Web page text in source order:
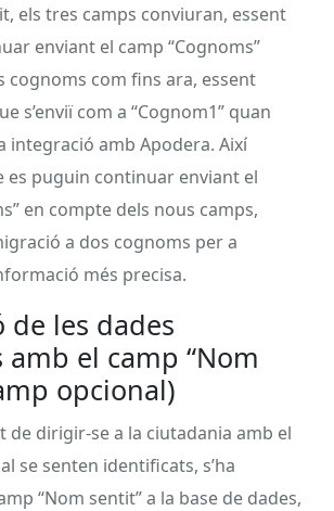
els tres camps conviuran, essent
enviant el camp “Cognoms”
cognoms com fins ara, essent
s’enviï com a “Cognom1” quan
integració amb Apodera. Així
es puguin continuar enviant el
en compte dels nous camps,
a dos cognoms per a
més precisa.
de les dades
amb el camp “Nom
opcional)
de dirigir-se a la ciutadania amb el
se senten identificats, s’ha
“Nom sentit” a la base de dades,